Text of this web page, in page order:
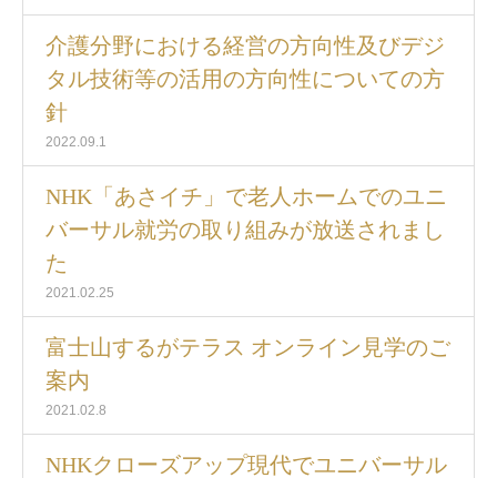
介護分野における経営の方向性及びデジ
タル技術等の活用の方向性についての方
針
2022.09.1
NHK「あさイチ」で老人ホームでのユニ
バーサル就労の取り組みが放送されまし
た
2021.02.25
富士山するがテラス オンライン見学のご
案内
2021.02.8
NHKクローズアップ現代でユニバーサル